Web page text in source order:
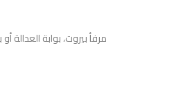
مرفأ بيروت، بوابة العدالة